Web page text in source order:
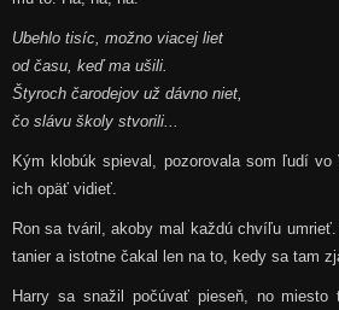
Ubehlo tisíc, možno viacej liet
od času, keď ma ušili.
Štyroch čarodejov už dávno niet,
čo slávu školy stvorili...
Kým klobúk spieval, pozorovala som ľudí
ich opäť vidieť.
Ron sa tváril, akoby mal každú chvíľu
tanier a istotne čakal len na to, kedy sa tam
Harry sa snažil počúvať pieseň, no miesto